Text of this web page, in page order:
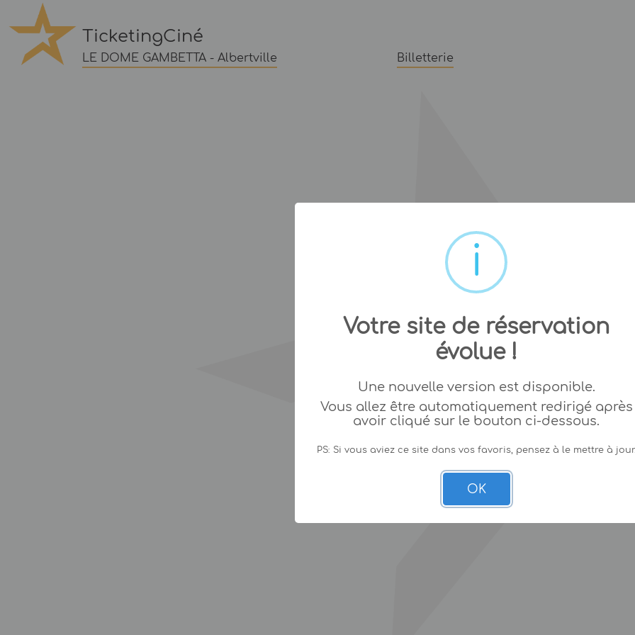
TicketingCiné
LE DOME GAMBETTA - Albertville Billetterie
Votre site de réservation
évolue !
Une nouvelle version est disponible.
Vous allez être automatiquement redirigé après
avoir cliqué sur le bouton ci-dessous.
PS: Si vous aviez ce site dans vos favoris, pensez à le mettre à
OK